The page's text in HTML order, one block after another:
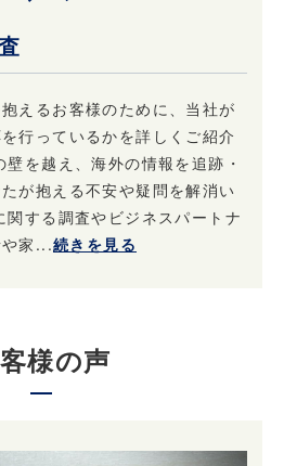
えるお客様のために、当社が
行っているかを詳しくご紹介
を越え、海外の情報を追跡・
が抱える不安や疑問を解消い
関する調査やビジネスパートナ
家...続きを見る
様の声